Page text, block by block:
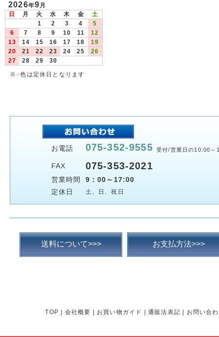
2026年9月
日
月 火 水 木 金
土
1
2 3 4
5
6
7 8 9 10 11
12
13
14 15 16 17 18
19
20
21 22 23 24 25
26
27
28 29
30
※ ■色は定休日となります
お電話 075-352-9555 受付/営業日の10:00～
FAX 075-353-2021
営業時間
9：00～17:00
定休日
土、日、祝日
送料について>>> お支払方法>>>
TOP 会社概要 お買い物ガイド 通販法表記 お問い合